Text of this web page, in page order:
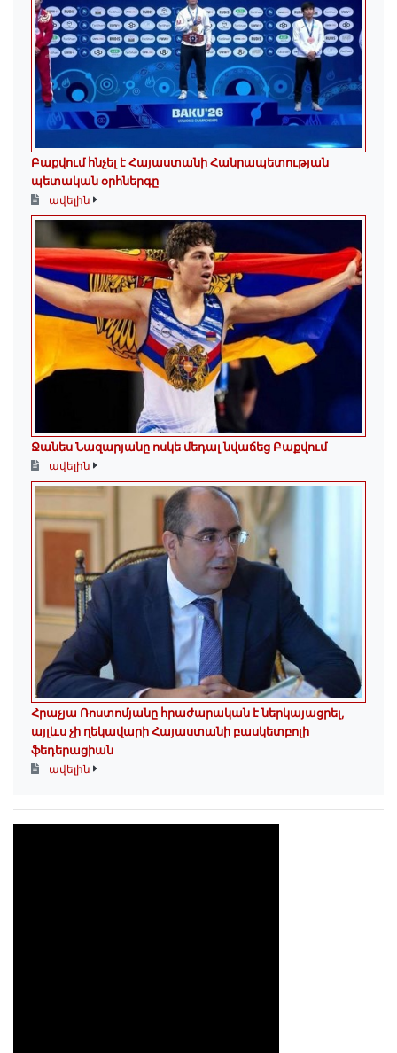
Բաքվում հնչել է Հայաստանի Հանրապետության
պետական օրհներգը
ավելին
Ջանես Նազարյանը ոսկե մեդալ նվաճեց Բաքվում
ավելին
Հրաչյա Ռոստոմյանը հրաժարական է ներկայացրել,
այլևս չի ղեկավարի Հայաստանի բասկետբոլի
ֆեդերացիան
ավելին